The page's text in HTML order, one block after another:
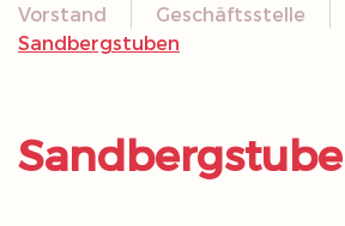
Vorstand Geschäftsstelle
Sandbergstuben